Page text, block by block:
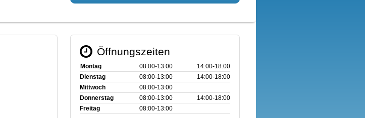
Öffnungszeiten
Montag 08:00‑13:00
14:00‑18:00
Dienstag
08:00‑13:00
14:00‑18:00
Mittwoch
08:00‑13:00
Donnerstag
08:00‑13:00
14:00‑18:00
Freitag
08:00‑13:00